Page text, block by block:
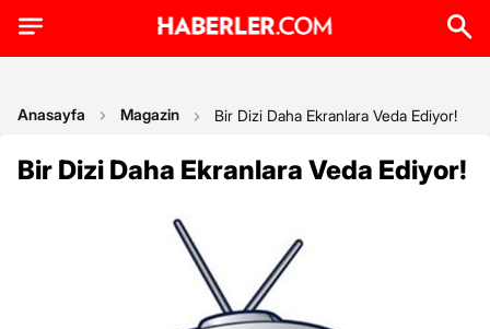
Anasayfa Magazin Bir Dizi Daha Ekranlara Veda Ediyor!
Bir Dizi Daha Ekranlara Veda Ediyor!